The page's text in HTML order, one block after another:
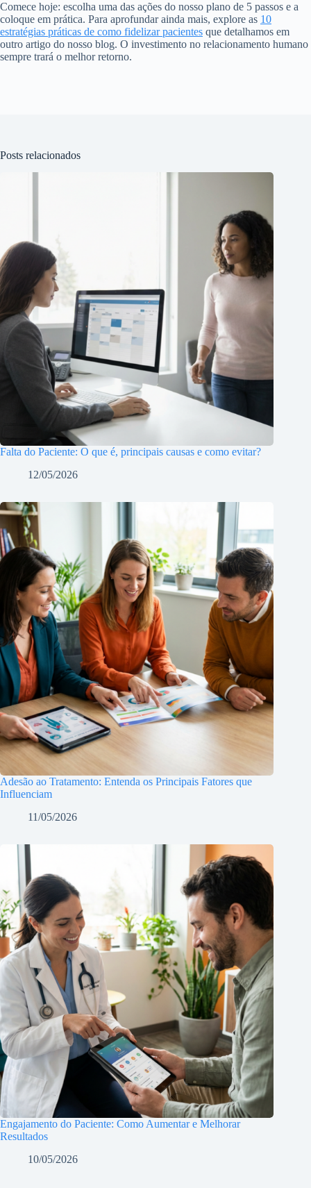
Comece hoje: escolha uma das ações do nosso plano de 5 passos e a
coloque em prática. Para aprofundar ainda mais, explore as 10
estratégias práticas de como fidelizar pacientes que detalhamos em
outro artigo do nosso blog. O investimento no relacionamento humano
sempre trará o melhor retorno.
Posts relacionados
Falta do Paciente: O que é, principais causas e como evitar?
12/05/2026
Adesão ao Tratamento: Entenda os Principais Fatores que
Influenciam
11/05/2026
Engajamento do Paciente: Como Aumentar e Melhorar
Resultados
10/05/2026